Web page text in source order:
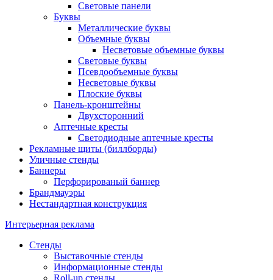
Световые панели
Буквы
Металлические буквы
Объемные буквы
Несветовые объемные буквы
Световые буквы
Псевдообъемные буквы
Несветовые буквы
Плоские буквы
Панель-кронштейны
Двухсторонний
Аптечные кресты
Светодиодные аптечные кресты
Рекламные щиты (биллборды)
Уличные стенды
Баннеры
Перфорированый баннер
Брандмауэры
Нестандартная конструкция
Интерьерная реклама
Стенды
Выставочные стенды
Информационные стенды
Roll-up стенды